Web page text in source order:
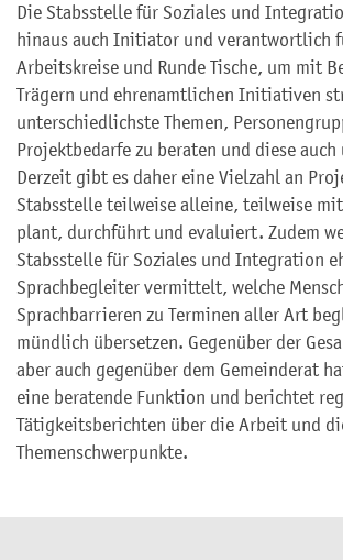
Die Stabsstelle für Soziales und
hinaus auch Initiator und verantwortlich
Arbeitskreise und Runde Tische, um mit
Trägern und ehrenamtlichen Initiativen
unterschiedlichste Themen,
Projektbedarfe zu beraten und diese auch
Derzeit gibt es daher eine Vielzahl an
Stabsstelle teilweise alleine, teilweise
plant, durchführt und evaluiert. Zudem
Stabsstelle für Soziales und Integration
Sprachbegleiter vermittelt, welche
Sprachbarrieren zu Terminen aller Art
mündlich übersetzen. Gegenüber der
aber auch gegenüber dem Gemeinderat
eine beratende Funktion und berichtet
Tätigkeitsberichten über die Arbeit und
Themenschwerpunkte.